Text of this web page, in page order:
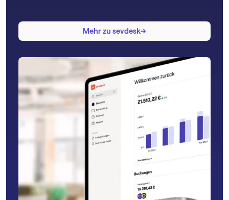
Mehr zu sevdesk→
→